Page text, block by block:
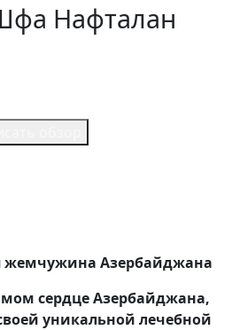
Нафталан
жемчужина Азербайджана
сердце Азербайджана,
уникальной лечебной